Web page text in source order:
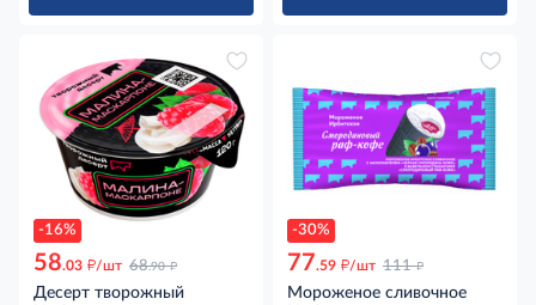
-16%
58.03 д/шт 68.90 д
Десерт творожный
-30%
77.59 д/шт 111 д
Мороженое сливочное